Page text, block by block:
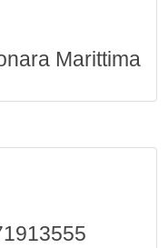
Marittima